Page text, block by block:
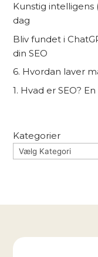
Kunstig intelligens
dag
Bliv fundet i
din SEO
6. Hvordan laver
1. Hvad er SEO?
Kategorier